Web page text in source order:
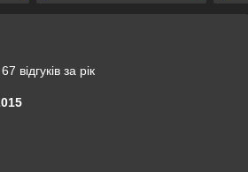
відгуків за рік